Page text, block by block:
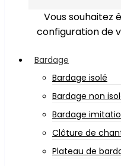
Vous souhaitez
configuration de
Bardage
Bardage isolé
Bardage non
Bardage
Clôture de
Plateau de